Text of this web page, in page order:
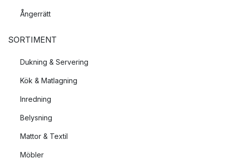
Ångerrätt
SORTIMENT
Dukning & Servering
Kök & Matlagning
Inredning
Belysning
Mattor & Textil
Möbler